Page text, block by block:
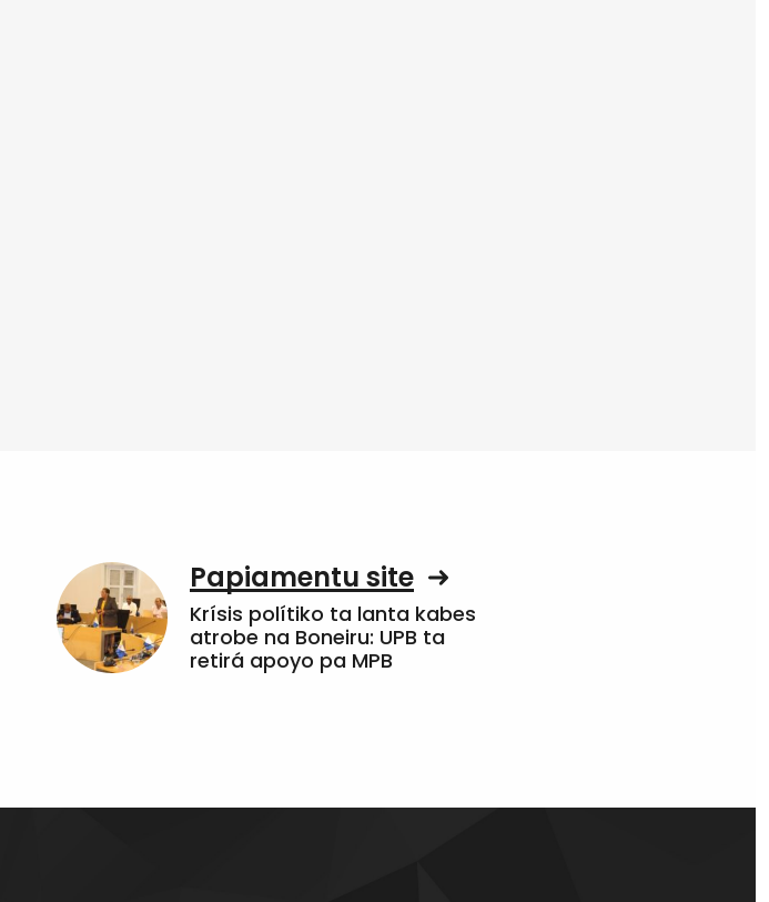
Papiamentu site
Krísis polítiko ta lanta kabes
atrobe na Boneiru: UPB ta
retirá apoyo pa MPB